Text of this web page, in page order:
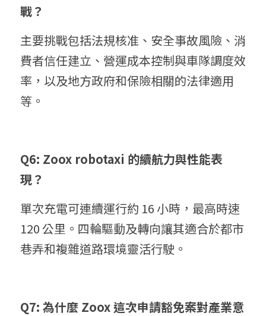
戰？
主要挑戰包括法規核准、安全事故風險、消
費者信任建立、營運成本控制與車隊調度效
率，以及地方政府和保險相關的法律適用
等。
Q6: Zoox robotaxi 的續航力與性能表
現？
單次充電可連續運行約 16 小時，最高時速
120 公里。四輪驅動及轉向讓其適合於都市
巷弄和複雜道路環境靈活行駛。
Q7: 為什麼 Zoox 這次申請豁免案對產業意